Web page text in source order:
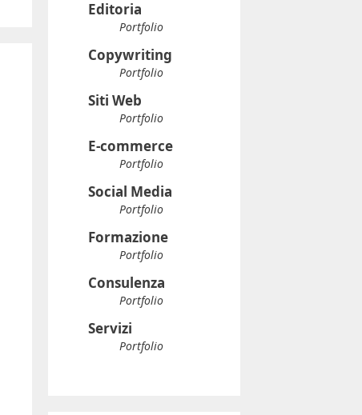
Editoria
Portfolio
Copywriting
Portfolio
Siti Web
Portfolio
E-commerce
Portfolio
Social Media
Portfolio
Formazione
Portfolio
Consulenza
Portfolio
Servizi
Portfolio